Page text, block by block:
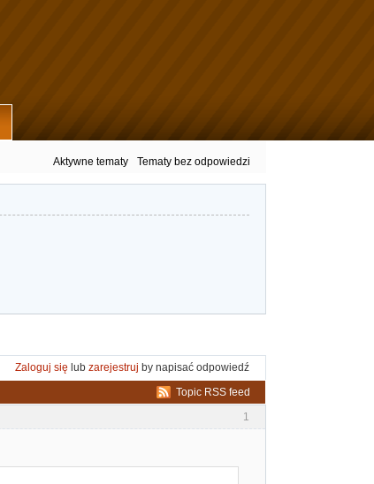
Aktywne tematy Tematy bez odpowiedzi
Zaloguj się lub zarejestruj by napisać odpowiedź
Topic RSS feed
1